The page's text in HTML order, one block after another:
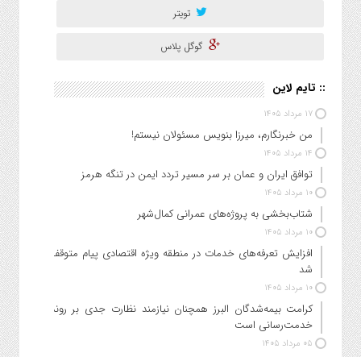
تویتر
گوگل پلاس
:: تایم لاین
۱۷ مرداد ۱۴۰۵
من خبرنگارم، میرزا بنویس مسئولان نیستم!
۱۴ مرداد ۱۴۰۵
توافق ایران و عمان بر سر مسیر تردد ایمن در تنگه هرمز
۱۰ مرداد ۱۴۰۵
شتاب‌بخشی به پروژه‌های عمرانی کمال‌شهر
۱۰ مرداد ۱۴۰۵
افزایش تعرفه‌های خدمات در منطقه ویژه اقتصادی پیام متوقف
شد
۱۰ مرداد ۱۴۰۵
کرامت بیمه‌شدگان البرز همچنان نیازمند نظارت جدی بر روند
خدمت‌رسانی است
۰۵ مرداد ۱۴۰۵